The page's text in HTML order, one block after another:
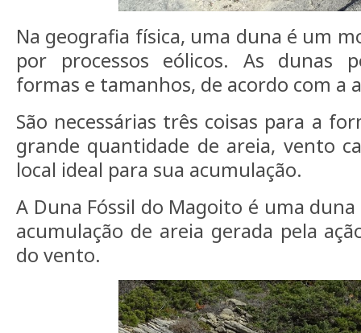
Na geografia física, uma duna é um
por processos eólicos. As dunas
formas e tamanhos, de acordo com a
São necessárias três coisas para a
grande quantidade de areia, vento
local ideal para sua acumulação.
A Duna Fóssil do Magoito é uma
acumulação de areia gerada pela
do vento.